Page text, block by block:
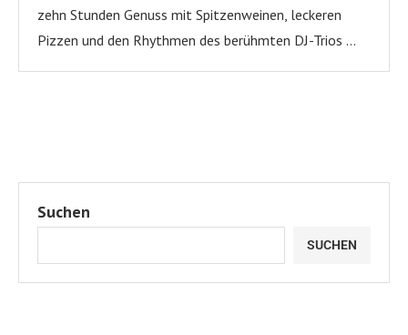
zehn Stunden Genuss mit Spitzenweinen, leckeren
Pizzen und den Rhythmen des berühmten DJ-Trios …
Suchen
SUCHEN